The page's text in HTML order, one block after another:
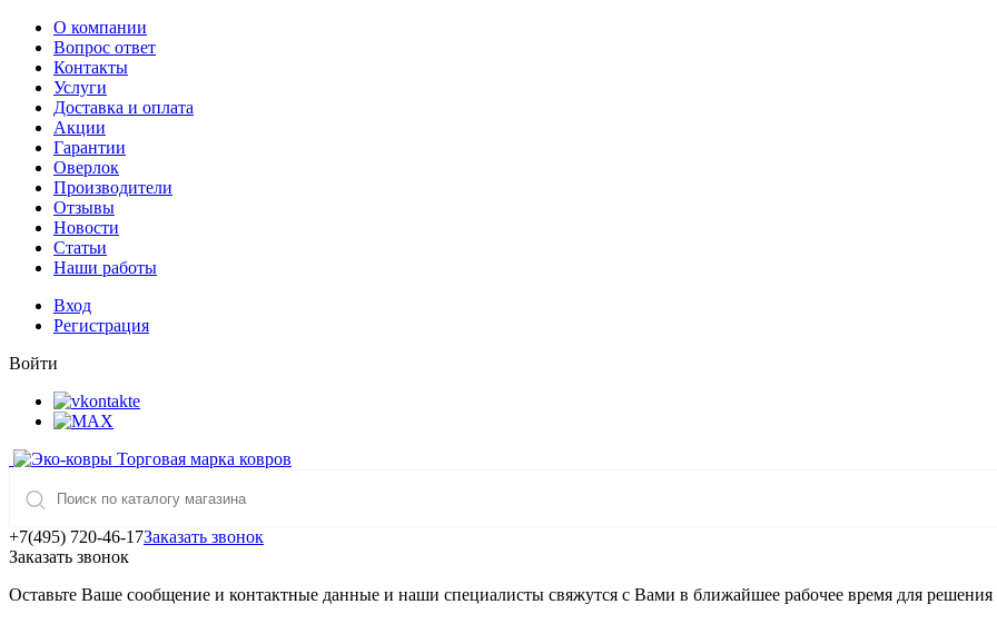
О компании
Вопрос ответ
Контакты
Услуги
Доставка и оплата
Акции
Гарантии
Оверлок
Производители
Отзывы
Новости
Статьи
Наши работы
Вход
Регистрация
Войти
Торговая марка ковров
+7(495) 720-46-17Заказать звонок
Заказать звонок
Оставьте Ваше сообщение и контактные данные и наши специалисты свяжутся с Вами в ближайшее рабочее время для